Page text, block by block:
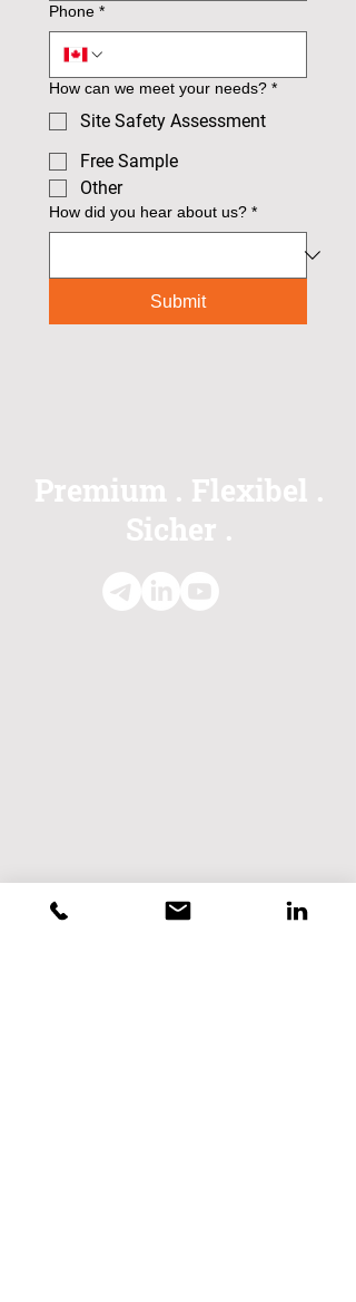
Phone *
How can we meet your needs? *
Site Safety Assessment
Free Sample
Other
How did you hear about us? *
Submit
Premium . Flexibel .
Sicher .